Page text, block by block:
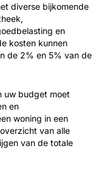
diverse bijkomende
en
kosten kunnen
de 2% en 5% van de
uw budget moet
en
woning in een
van alle
van de totale